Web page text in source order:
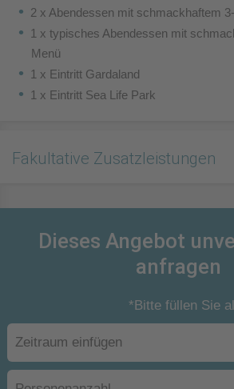
2 x Abendessen mit schmackhaftem
1 x typisches Abendessen mit
Menü
1 x Eintritt Gardaland
1 x Eintritt Sea Life Park
Fakultative Zusatzleistungen
Dieses Angebot
anfragen
*Bitte füllen Sie